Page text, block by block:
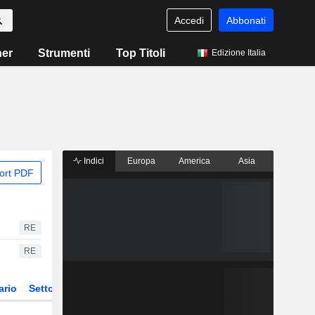
Accedi Abbonati
Strumenti Top Titoli Edizione Italia
PDF
RE
RE
Settore
Indici Europa America Asia